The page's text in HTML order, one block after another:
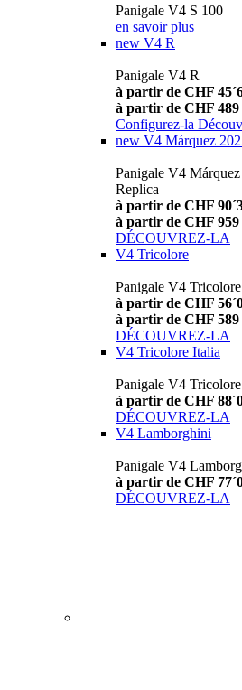
Panigale V4 S 100
en savoir plus
new V4 R
Panigale V4 R
à partir de CHF
à partir de CHF
Configurez-la
new V4 Márquez
Panigale V4
Replica
à partir de CHF
à partir de CHF
DÉCOUVREZ-LA
V4 Tricolore
Panigale V4 Tricolore
à partir de CHF
à partir de CHF
DÉCOUVREZ-LA
V4 Tricolore Italia
Panigale V4
à partir de CHF
DÉCOUVREZ-LA
V4 Lamborghini
Panigale V4
à partir de CHF
DÉCOUVREZ-LA